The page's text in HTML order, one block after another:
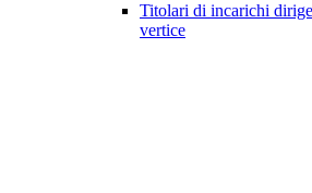
Titolari di incarichi
vertice